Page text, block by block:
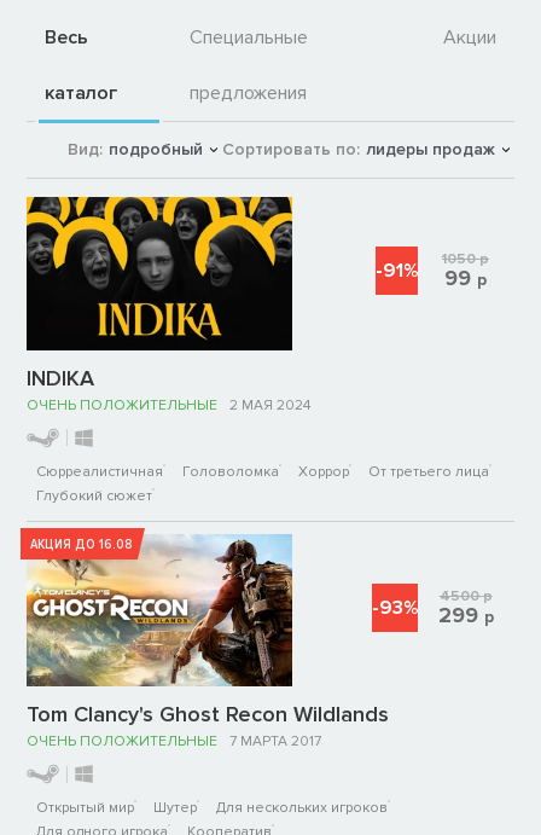
Весь
каталог
Специальные
предложения
Акции
Вид: подробный Сортировать по: лидеры продаж
INDIKA
ОЧЕНЬ ПОЛОЖИТЕЛЬНЫЕ 2 МАЯ 2024
Сюрреалистичная Головоломка Хоррор
От третьего лица
Глубокий сюжет
-91% 1050р
99 р
АКЦИЯ ДО 16.08
Tom Clancy's Ghost Recon Wildlands
ОЧЕНЬ ПОЛОЖИТЕЛЬНЫЕ 7 МАРТА 2017
Открытый мир Шутер
Для нескольких игроков
-93% 4500р
299 р